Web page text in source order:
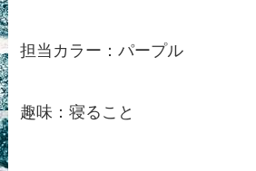
担当カラー：パープル
趣味：寝ること